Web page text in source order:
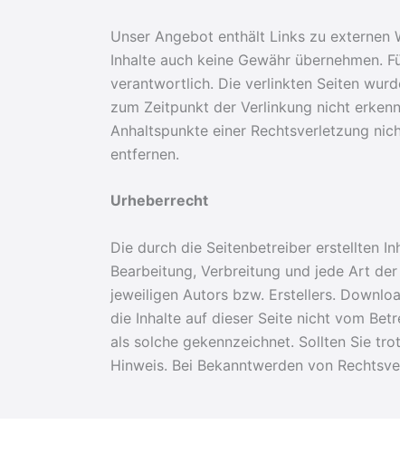
Unser Angebot enthält Links zu externen
Inhalte auch keine Gewähr übernehmen.
verantwortlich. Die verlinkten Seiten
zum Zeitpunkt der Verlinkung nicht
Anhaltspunkte einer Rechtsverletzung
entfernen.
Urheberrecht
Die durch die Seitenbetreiber erstellten
Bearbeitung, Verbreitung und jede Art
jeweiligen Autors bzw. Erstellers.
die Inhalte auf dieser Seite nicht vom
als solche gekennzeichnet. Sollten Sie
Hinweis. Bei Bekanntwerden von